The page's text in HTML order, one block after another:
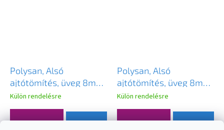
Polysan, Alsó
ajtótömítés, üveg 8mm,
1000mm, NDRL01-2
Külön rendelésre
1 620 Ft
Polysan, Alsó
ajtótömítés, üveg 8mm,
1000mm, fekete,
NDRL01-2B
Külön rendelésre
2 370 Ft